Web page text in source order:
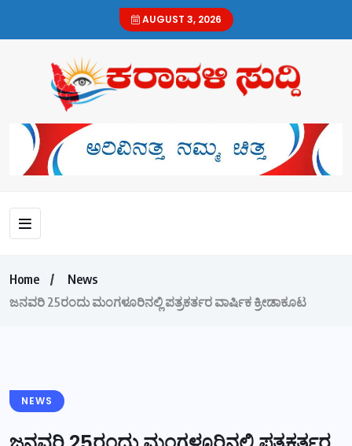
AUGUST 3, 2026
Home
News
ಜನವರಿ 25ರಂದು ಮಂಗಳೂರಿನಲ್ಲಿ ಪತ್ರಕರ್ತರ ವಾರ್ಷಿಕ ಕ್ರೀಡಾಕೂಟ
NEWS